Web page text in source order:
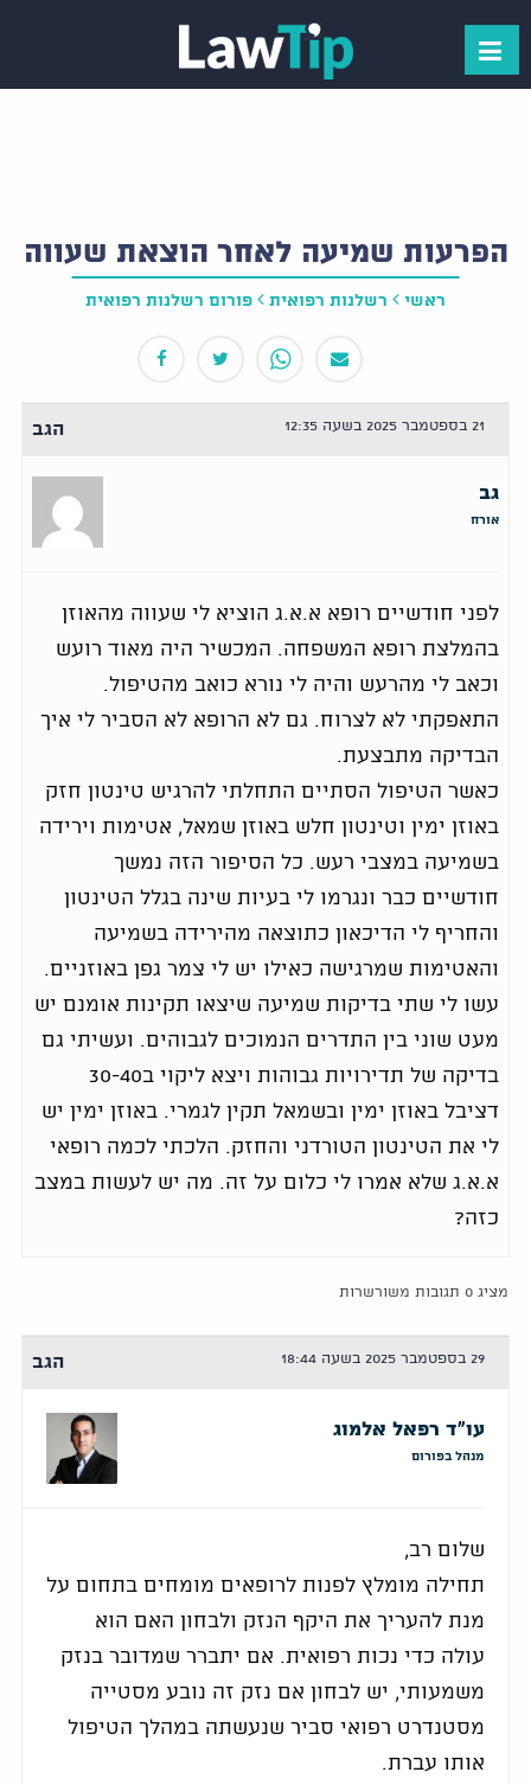
הפרעות שמיעה לאחר הוצאת שעווה
ראשי רשלנות רפואית פורום רשלנות רפואית
21 בספטמבר 2025 בשעה 12:35 הגב
גב
אורח
לפני חודשיים רופא א.א.ג הוציא לי שעווה מהאוזן
בהמלצת רופא המשפחה. המכשיר היה מאוד רועש
וכאב לי מהרעש והיה לי נורא כואב מהטיפול.
התאפקתי לא לצרוח. גם לא הרופא לא הסביר לי איך
הבדיקה מתבצעת.
כאשר הטיפול הסתיים התחלתי להרגיש טינטון חזק
באוזן ימין וטינטון חלש באוזן שמאל, אטימות וירידה
בשמיעה במצבי רעש. כל הסיפור הזה נמשך
חודשיים כבר ונגרמו לי בעיות שינה בגלל הטינטון
והחריף לי הדיכאון כתוצאה מהירידה בשמיעה
והאטימות שמרגישה כאילו יש לי צמר גפן באוזניים.
עשו לי שתי בדיקות שמיעה שיצאו תקינות אומנם יש
מעט שוני בין התדרים הנמוכים לגבוהים. ועשיתי גם
בדיקה של תדירויות גבוהות ויצא ליקוי ב30-40
דציבל באוזן ימין ובשמאל תקין לגמרי. באוזן ימין יש
לי את הטינטון הטורדני והחזק. הלכתי לכמה רופאי
א.א.ג שלא אמרו לי כלום על זה. מה יש לעשות במצב
כזה?
מציג 0 תגובות משורשרות
29 בספטמבר 2025 בשעה 18:44 הגב
עו"ד רפאל אלמוג
מנהל בפורום
שלום רב,
תחילה מומלץ לפנות לרופאים מומחים בתחום על
מנת להעריך את היקף הנזק ולבחון האם הוא
עולה כדי נכות רפואית. אם יתברר שמדובר בנזק
משמעותי, יש לבחון אם נזק זה נובע מסטייה
מסטנדרט רפואי סביר שנעשתה במהלך הטיפול
אותו עברת.